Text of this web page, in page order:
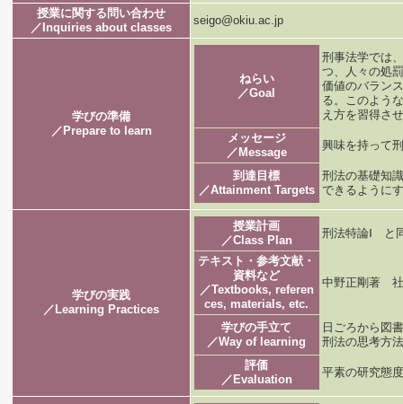
授業に関する問い合わせ
／Inquiries about classes
seigo@okiu.ac.jp
学びの準備
／Prepare to learn
ねらい
／Goal
刑事法学では
つ、人々の処
価値のバラン
る。このよう
え方を習得さ
メッセージ
／Message
興味を持って
到達目標
／Attainment Targets
刑法の基礎知
できるように
学びの実践
／Learning Practices
授業計画
／Class Plan
刑法特論Ⅰ と
テキスト・参考文献・
資料など
／Textbooks, referen
ces, materials, etc.
中野正剛著 社
学びの手立て
／Way of learning
日ごろから図
刑法の思考方
評価
／Evaluation
平素の研究態